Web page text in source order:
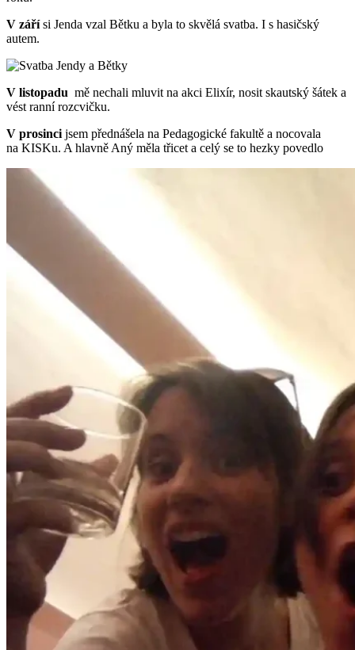
V zářísi Jenda vzal Bětku a byla to skvělá svatba. I s hasičský
autem.
V listopadu mě nechali mluvit na akci Elixír, nosit skautský šátek a
vést ranní rozcvičku.
V prosinci jsem přednášela na Pedagogické fakultě a nocovala
na KISKu. A hlavně Aný měla třicet a celý se to hezky povedlo